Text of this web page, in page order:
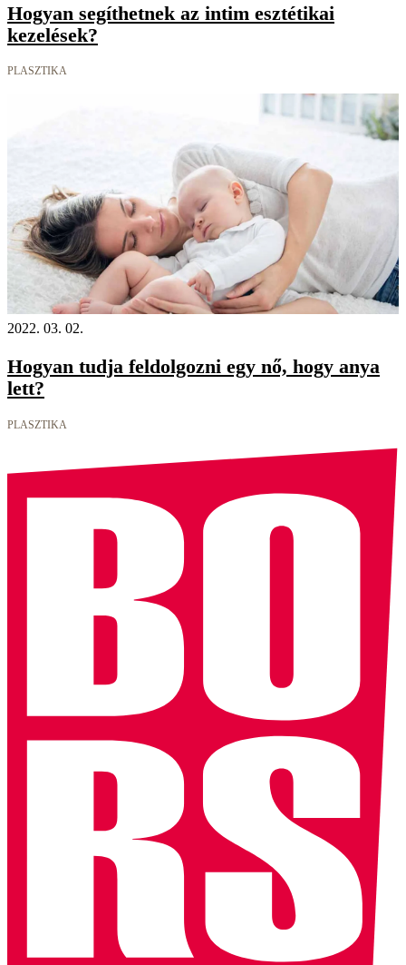
Hogyan segíthetnek az intim esztétikai
kezelések?
PLASZTIKA
2022. 03. 02.
Hogyan tudja feldolgozni egy nő, hogy anya
lett?
PLASZTIKA